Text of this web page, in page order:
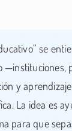
se
—instituciones,
y
La idea es
para que